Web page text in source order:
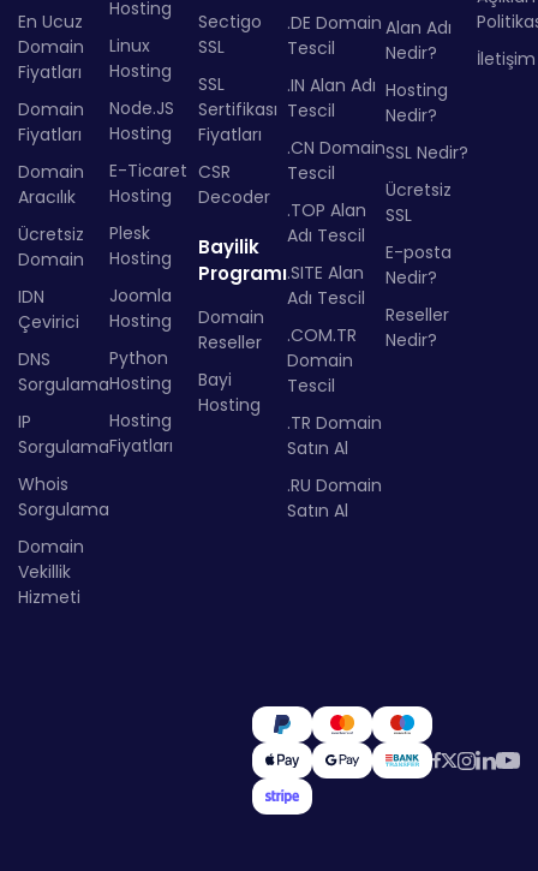
En Ucuz
Domain
Fiyatları
Domain
Fiyatları
Domain
Aracılık
Ücretsiz
Domain
IDN
Çevirici
DNS
Sorgulama
IP
Sorgulama
Whois
Sorgulama
Domain
Vekillik
Hizmeti
Hosting
Linux
Hosting
Node.JS
Hosting
E-Ticaret
Hosting
Plesk
Hosting
Joomla
Hosting
Python
Hosting
Hosting
Fiyatları
Sectigo
SSL
SSL
Sertifikası
Fiyatları
CSR
Decoder
Bayilik
Programı
Domain
Reseller
Bayi
Hosting
.DE Domain
Tescil
.IN Alan Adı
Tescil
.CN Domain
Tescil
.TOP Alan
Adı Tescil
.SITE Alan
Adı Tescil
.COM.TR
Domain
Tescil
.TR Domain
Satın Al
.RU Domain
Satın Al
Alan Adı
Nedir?
Hosting
Nedir?
SSL Nedir?
Ücretsiz
SSL
E-posta
Nedir?
Reseller
Nedir?
İletişim